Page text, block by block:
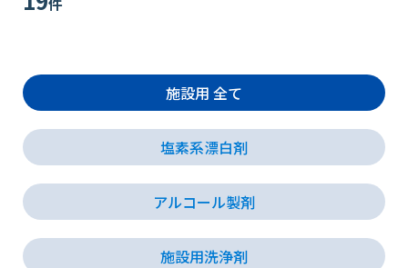
採用情報
施設用 全て
塩素系漂白剤
アルコール製剤
施設用洗浄剤